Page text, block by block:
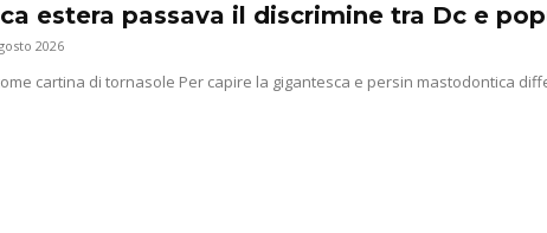
estera passava il discrimine tra Dc e
2026
cartina di tornasole Per capire la gigantesca e persin mastodontica